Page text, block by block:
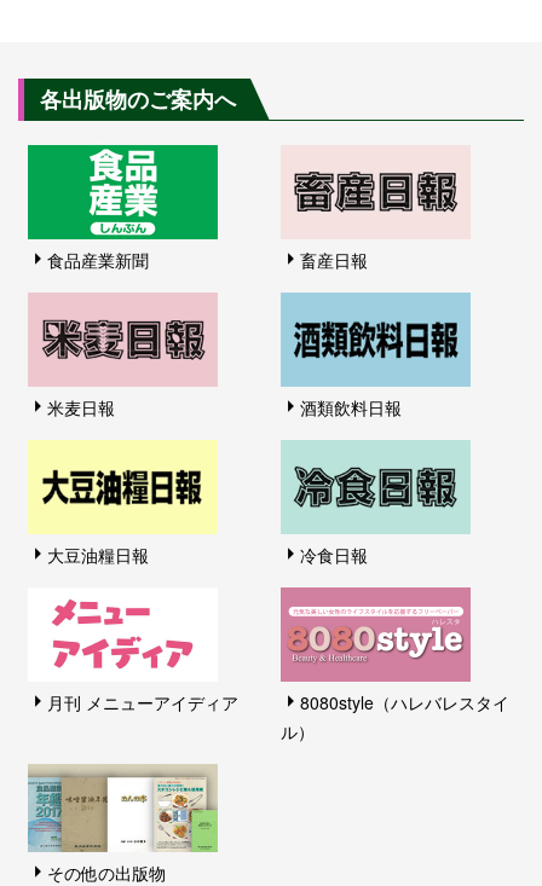
各出版物のご案内へ
食品産業新聞 畜産日報
米麦日報 酒類飲料日報
大豆油糧日報 冷食日報
月刊 メニューアイディア
8080style（ハレバレスタイ
ル）
その他の出版物